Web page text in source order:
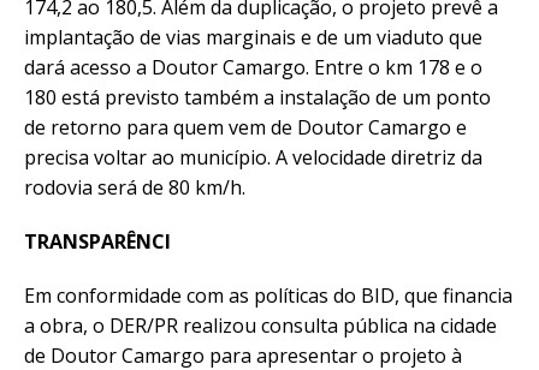
174,2 ao 180,5. Além da duplicação, o projeto prevê a
implantação de vias marginais e de um viaduto que
dará acesso a Doutor Camargo. Entre o km 178 e o
180 está previsto também a instalação de um ponto
de retorno para quem vem de Doutor Camargo e
precisa voltar ao município. A velocidade diretriz da
rodovia será de 80 km/h.
TRANSPARÊNCI
Em conformidade com as políticas do BID, que financia
a obra, o DER/PR realizou consulta pública na cidade
de Doutor Camargo para apresentar o projeto à